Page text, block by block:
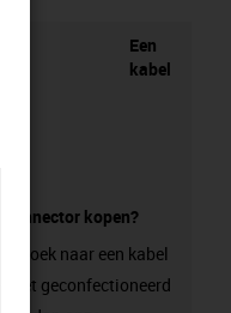
Een
kabel
connector kopen?
op zoek naar een kabel
niet geconfectioneerd